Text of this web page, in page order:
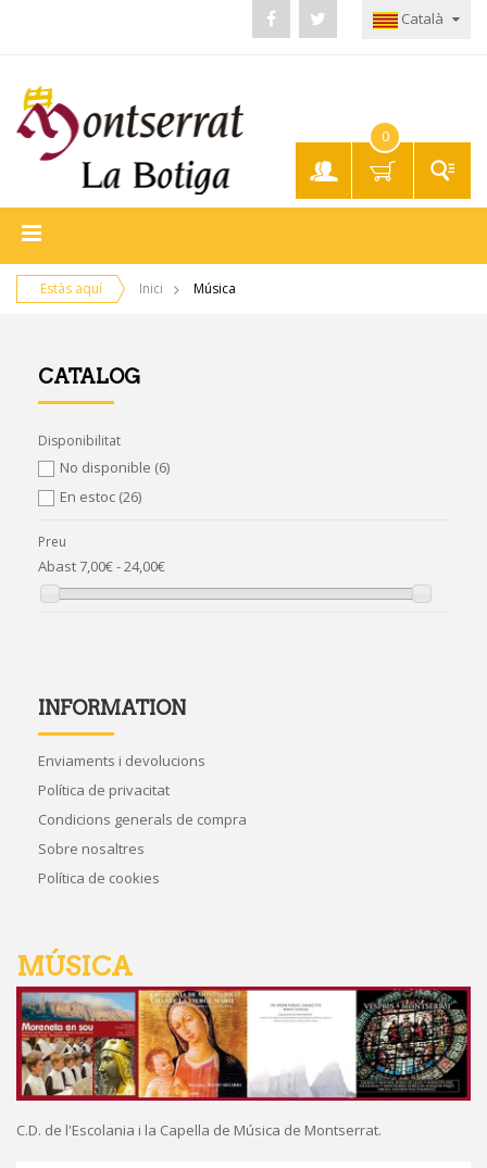
compte
Català
0
Estàs aquí Inici Música
CATALOG
Disponibilitat
No disponible (6)
En estoc (26)
Preu
Abast 7,00€ - 24,00€
INFORMATION
Enviaments i devolucions
Política de privacitat
Condicions generals de compra
Sobre nosaltres
Política de cookies
MÚSICA
C.D. de l'Escolania i la Capella de Música de Montserrat.